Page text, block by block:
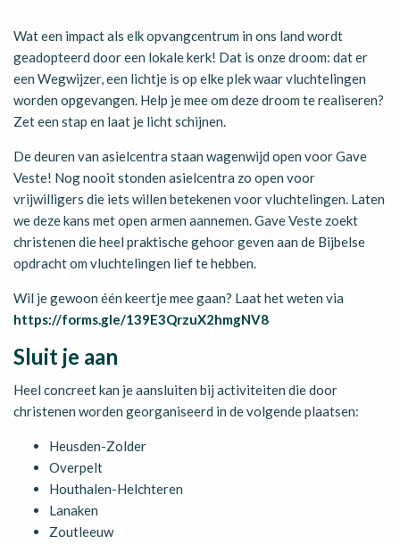
Wat een impact als elk opvangcentrum in ons land wordt
geadopteerd door een lokale kerk! Dat is onze droom: dat er
een Wegwijzer, een lichtje is op elke plek waar vluchtelingen
worden opgevangen. Help je mee om deze droom te realiseren?
Zet een stap en laat je licht schijnen.
De deuren van asielcentra staan wagenwijd open voor Gave
Veste! Nog nooit stonden asielcentra zo open voor
vrijwilligers die iets willen betekenen voor vluchtelingen. Laten
we deze kans met open armen aannemen. Gave Veste zoekt
christenen die heel praktische gehoor geven aan de Bijbelse
opdracht om vluchtelingen lief te hebben.
Wil je gewoon één keertje mee gaan? Laat het weten via
https://forms.gle/139E3QrzuX2hmgNV8
Sluit je aan
Heel concreet kan je aansluiten bij activiteiten die door
christenen worden georganiseerd in de volgende plaatsen:
Heusden-Zolder
Overpelt
Houthalen-Helchteren
Lanaken
Zoutleeuw